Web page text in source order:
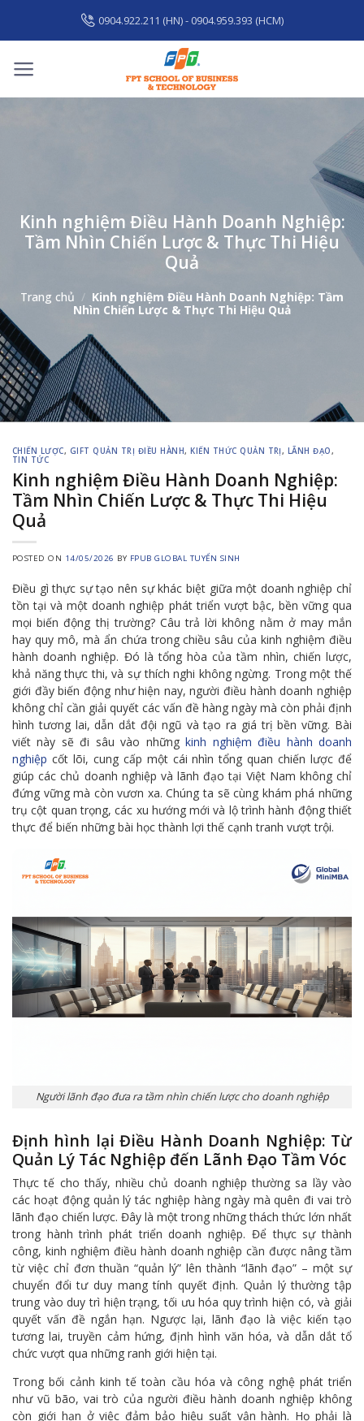
content
0904.922.211 (HN) - 0904.959.393 (HCM)
Kinh nghiệm Điều Hành Doanh Nghiệp:
Tầm Nhìn Chiến Lược & Thực Thi Hiệu
Quả
Trang chủ / Kinh nghiệm Điều Hành Doanh Nghiệp: Tầm
Nhìn Chiến Lược & Thực Thi Hiệu Quả
CHIẾN LƯỢC, GIFT QUẢN TRỊ ĐIỀU HÀNH,KIẾN THỨC QUẢN TRỊ, LÃNH ĐẠO,
TIN TỨC
Kinh nghiệm Điều Hành Doanh Nghiệp:
Tầm Nhìn Chiến Lược & Thực Thi Hiệu
Quả
POSTED ON 14/05/2026 BY FPUB GLOBAL TUYỂN SINH
Điều gì thực sự tạo nên sự khác biệt giữa một doanh nghiệp chỉ
tồn tại và một doanh nghiệp phát triển vượt bậc, bền vững qua
mọi biến động thị trường? Câu trả lời không nằm ở may mắn
hay quy mô, mà ẩn chứa trong chiều sâu của kinh nghiệm điều
hành doanh nghiệp. Đó là tổng hòa của tầm nhìn, chiến lược,
khả năng thực thi, và sự thích nghi không ngừng. Trong một thế
giới đầy biến động như hiện nay, người điều hành doanh nghiệp
không chỉ cần giải quyết các vấn đề hàng ngày mà còn phải định
hình tương lai, dẫn dắt đội ngũ và tạo ra giá trị bền vững. Bài
viết này sẽ đi sâu vào nhữngkinh nghiệm điều hành doanh
nghiệp cốt lõi, cung cấp một cái nhìn tổng quan chiến lược để
giúp các chủ doanh nghiệp và lãnh đạo tại Việt Nam không chỉ
đứng vững mà còn vươn xa. Chúng ta sẽ cùng khám phá những
trụ cột quan trọng, các xu hướng mới và lộ trình hành động thiết
thực để biến những bài học thành lợi thế cạnh tranh vượt trội.
Người lãnh đạo đưa ra tầm nhìn chiến lược cho doanh nghiệp
Định hình lại Điều Hành Doanh Nghiệp: Từ
Quản Lý Tác Nghiệp đến Lãnh Đạo Tầm Vóc
Thực tế cho thấy, nhiều chủ doanh nghiệp thường sa lầy vào
các hoạt động quản lý tác nghiệp hàng ngày mà quên đi vai trò
lãnh đạo chiến lược. Đây là một trong những thách thức lớn nhất
trong hành trình phát triển doanh nghiệp. Để thực sự thành
công, kinh nghiệm điều hành doanh nghiệp cần được nâng tầm
từ việc chỉ đơn thuần “quản lý” lên thành “lãnh đạo” – một sự
chuyển đổi tư duy mang tính quyết định. Quản lý thường tập
trung vào duy trì hiện trạng, tối ưu hóa quy trình hiện có, và giải
quyết vấn đề ngắn hạn. Ngược lại, lãnh đạo là việc kiến tạo
tương lai, truyền cảm hứng, định hình văn hóa, và dẫn dắt tổ
chức vượt qua những ranh giới hiện tại.
Trong bối cảnh kinh tế toàn cầu hóa và công nghệ phát triển
như vũ bão, vai trò của người điều hành doanh nghiệp không
còn giới hạn ở việc đảm bảo hiệu suất vận hành. Họ phải là